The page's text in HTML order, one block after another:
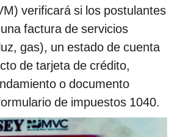
verificará si los postulantes
factura de servicios
gas), un estado de cuenta
de tarjeta de crédito,
o documento
de impuestos 1040.